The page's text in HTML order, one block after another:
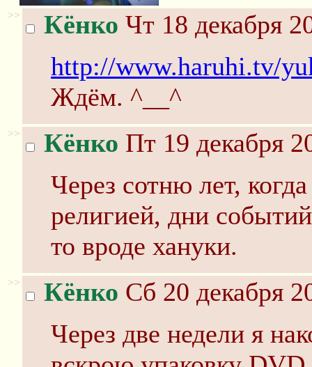
>> Кёнко Чт 18 декабря
http://www.haruhi.tv/
Ждём. ^__^
>> Кёнко Пт 19 декабря
Через сотню лет,
религией, дни
то вроде хануки.
>> Кёнко Сб 20 декабря
Через две недели я